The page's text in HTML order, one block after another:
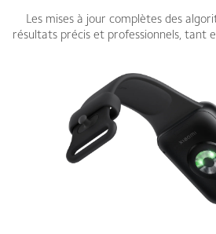
Les mises à jour complètes des
résultats précis et professionnels, tant